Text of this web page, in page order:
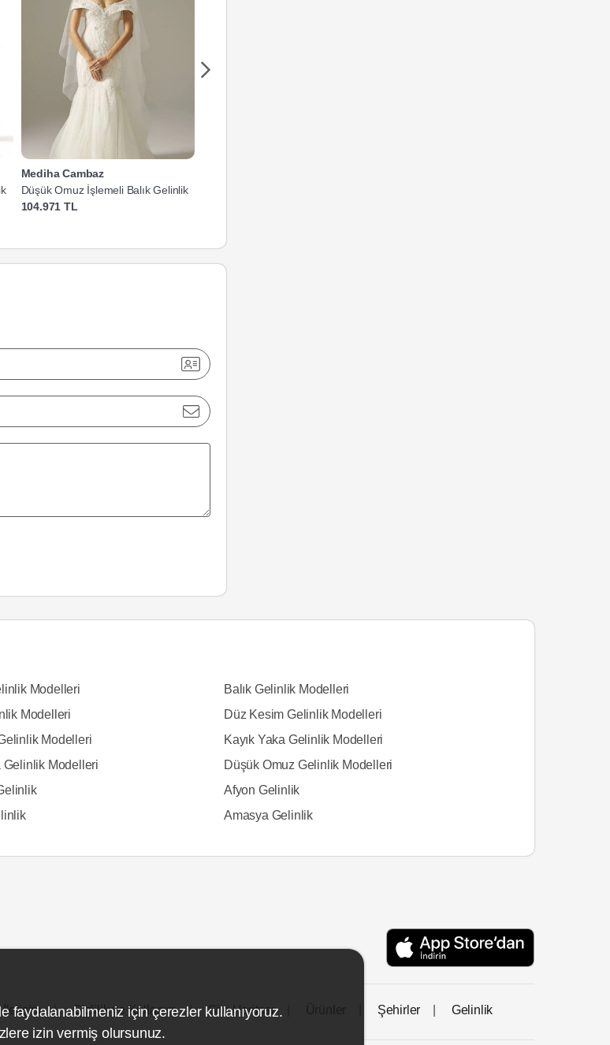
Mediha Cambaz
Düşük Omuz İşlemeli Balık Gelinlik
104.971 TL
Modelleri
Balık Gelinlik Modelleri
Modelleri
Düz Kesim Gelinlik Modelleri
Modelleri
Kayık Yaka Gelinlik Modelleri
Gelinlik Modelleri
Düşük Omuz Gelinlik Modelleri
Afyon Gelinlik
Amasya Gelinlik
İletişim Gizlilik ve Kullanım Site Haritası Şehirler Gelinlik
faydalanabilmeniz için çerezler kullanıyoruz.
izin vermiş olursunuz.